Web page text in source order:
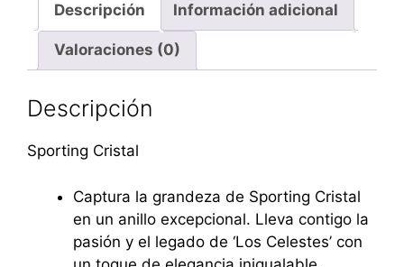
Descripción Información adicional
Valoraciones (0)
Descripción
Sporting Cristal
Captura la grandeza de Sporting Cristal
en un anillo excepcional. Lleva contigo la
pasión y el legado de ‘Los Celestes’ con